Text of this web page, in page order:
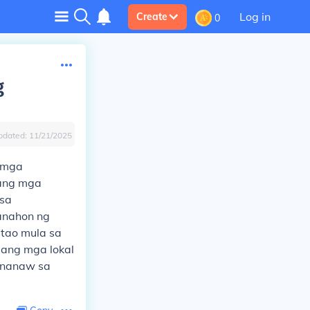
Create 0 Log in
11/21/2025
mga
ng
mula sa
mga lokal
sa